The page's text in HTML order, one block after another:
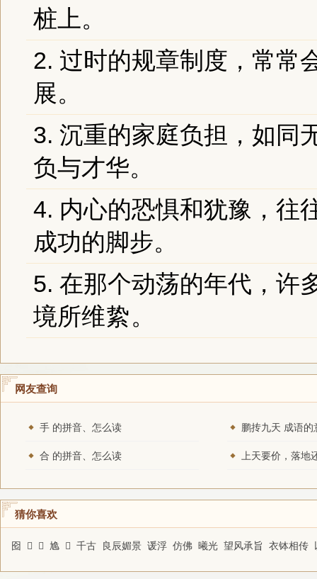
桩上。
2. 过时的规章制度，常常
展。
3. 沉重的家庭负担，如同
负与才华。
4. 内心的恐惧和犹豫，往
成功的脚步。
5. 在那个动荡的年代，许
境所维絷。
网友查询
手 的拼音、怎么读 鹏抟九天 成语的
合 的拼音、怎么读
猜你喜欢
囵 𣠙 𤮻 尯 𩚡 千古 良辰媚景 谖浮 仿佛 曦光 望风承旨 衣钵相传